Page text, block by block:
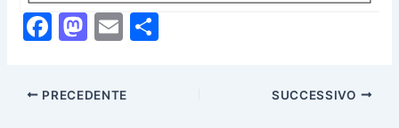
F
c
e
M
st
o
E
ai
l
PRECEDENTE SUCCESSIVO